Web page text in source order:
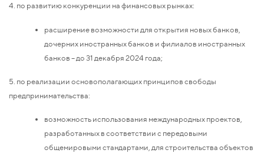
4. по развитию конкуренции на финансовых рынках:
расширение возможности для открытия новых банков,
дочерних иностранных банков и филиалов иностранных
банков – до 31 декабря 2024 года;
5. по реализации основополагающих принципов свободы
предпринимательства:
возможность использования международных проектов,
разработанных в соответствии с передовыми
общемировыми стандартами, для строительства объектов